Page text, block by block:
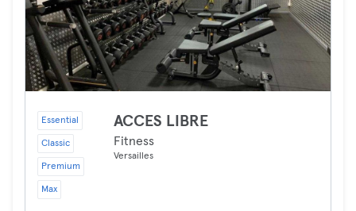
Essential
Classic
Premium
Max
ACCES LIBRE
Fitness
Versailles